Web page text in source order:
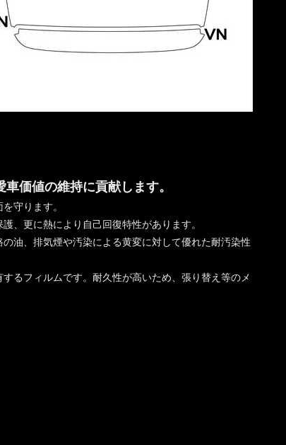
価値の維持に貢献します。
守ります。
、更に熱により自己回復特性があります。
油、排気煙や汚染による黄変に対して優れた耐汚染性
るフィルムです。耐久性が高いため、張り替え等のメ